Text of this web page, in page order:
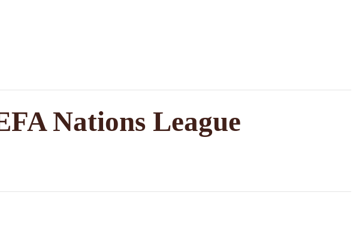
Nations League